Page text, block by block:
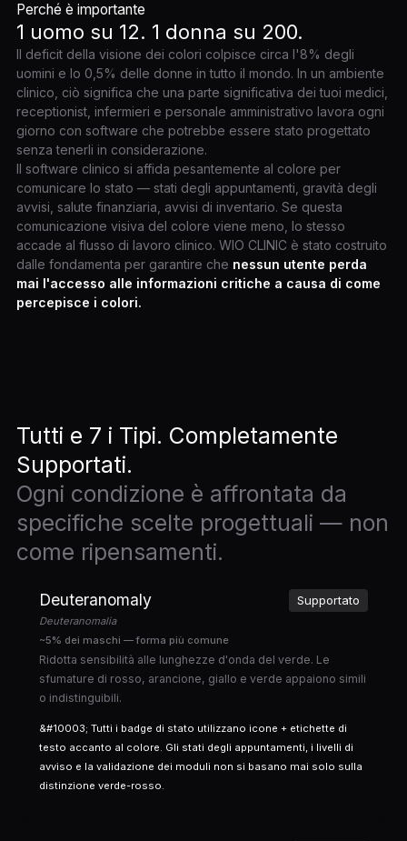
Perché è importante
1 uomo su 12. 1 donna su 200.
Il deficit della visione dei colori colpisce circa l'8% degli
uomini e lo 0,5% delle donne in tutto il mondo. In un ambiente
clinico, ciò significa che una parte significativa dei tuoi medici,
receptionist, infermieri e personale amministrativo lavora ogni
giorno con software che potrebbe essere stato progettato
senza tenerli in considerazione.
Il software clinico si affida pesantemente al colore per
comunicare lo stato — stati degli appuntamenti, gravità degli
avvisi, salute finanziaria, avvisi di inventario. Se questa
comunicazione visiva del colore viene meno, lo stesso
accade al flusso di lavoro clinico. WIO CLINIC è stato costruito
dalle fondamenta per garantire che nessun utente perda
mai l'accesso alle informazioni critiche a causa di come
percepisce i colori.
Tutti e 7 i Tipi. Completamente
Supportati.
Ogni condizione è affrontata da
specifiche scelte progettuali — non
come ripensamenti.
Deuteranomaly
Deuteranomalia
Supportato
~5% dei maschi — forma più comune
Ridotta sensibilità alle lunghezze d'onda del verde. Le
sfumature di rosso, arancione, giallo e verde appaiono simili
o indistinguibili.
&#10003; Tutti i badge di stato utilizzano icone + etichette di
testo accanto al colore. Gli stati degli appuntamenti, i livelli di
avviso e la validazione dei moduli non si basano mai solo sulla
distinzione verde-rosso.